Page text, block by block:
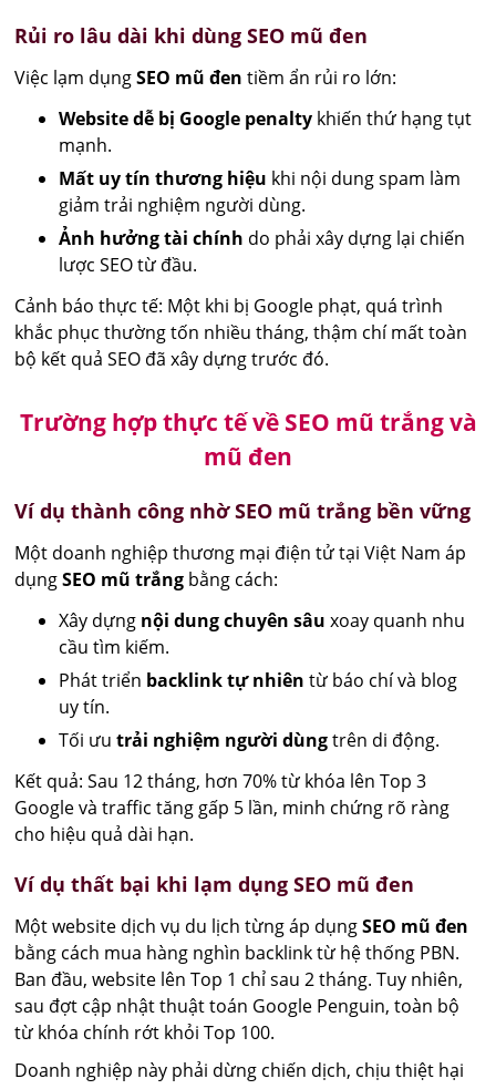
Rủi ro lâu dài khi dùng SEO mũ đen
Việc lạm dụngSEO mũ đen tiềm ẩn rủi ro lớn:
Website dễ bị Google penalty khiến thứ hạng tụt
mạnh.
Mất uy tín thương hiệu khi nội dung spam làm
giảm trải nghiệm người dùng.
Ảnh hưởng tài chính do phải xây dựng lại chiến
lược SEO từ đầu.
Cảnh báo thực tế: Một khi bị Google phạt, quá trình
khắc phục thường tốn nhiều tháng, thậm chí mất toàn
bộ kết quả SEO đã xây dựng trước đó.
Trường hợp thực tế về SEO mũ trắng và
mũ đen
Ví dụ thành công nhờ SEO mũ trắng bền vững
Một doanh nghiệp thương mại điện tử tại Việt Nam áp
dụngSEO mũ trắng bằng cách:
Xây dựng nội dung chuyên sâu xoay quanh nhu
cầu tìm kiếm.
Phát triển backlink tự nhiên từ báo chí và blog
uy tín.
Tối ưutrải nghiệm người dùngtrên di động.
Kết quả: Sau 12 tháng, hơn 70% từ khóa lên Top 3
Google và traffic tăng gấp 5 lần, minh chứng rõ ràng
cho hiệu quả dài hạn.
Ví dụ thất bại khi lạm dụng SEO mũ đen
Một website dịch vụ du lịch từng áp dụngSEO mũ đen
bằng cách mua hàng nghìn backlink từ hệ thống PBN.
Ban đầu, website lên Top 1 chỉ sau 2 tháng. Tuy nhiên,
sau đợt cập nhật thuật toán Google Penguin, toàn bộ
từ khóa chính rớt khỏi Top 100.
Doanh nghiệp này phải dừng chiến dịch, chịu thiệt hại